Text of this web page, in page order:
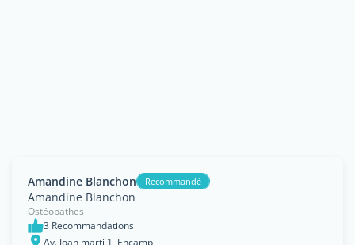
Amandine Blanchon Recommandé
Amandine Blanchon
Ostéopathes
3 Recommandations
Av. Joan marti,1, Encamp